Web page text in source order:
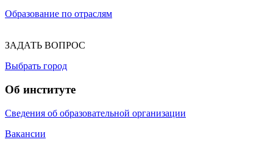
Образование по отраслям
ЗАДАТЬ ВОПРОС
Выбрать город
Об институте
Сведения об образовательной организации
Вакансии